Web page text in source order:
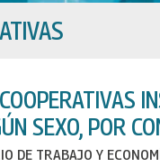
SEXO, POR
DE TRABAJO Y